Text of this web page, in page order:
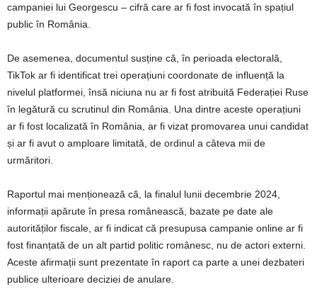
campaniei lui Georgescu – cifră care ar fi fost invocată în spațiul
public în România.
De asemenea, documentul susține că, în perioada electorală,
TikTok ar fi identificat trei operațiuni coordonate de influență la
nivelul platformei, însă niciuna nu ar fi fost atribuită Federației Ruse
în legătură cu scrutinul din România. Una dintre aceste operațiuni
ar fi fost localizată în România, ar fi vizat promovarea unui candidat
și ar fi avut o amploare limitată, de ordinul a câteva mii de
urmăritori.
Raportul mai menționează că, la finalul lunii decembrie 2024,
informații apărute în presa românească, bazate pe date ale
autorităților fiscale, ar fi indicat că presupusa campanie online ar fi
fost finanțată de un alt partid politic românesc, nu de actori externi.
Aceste afirmații sunt prezentate în raport ca parte a unei dezbateri
publice ulterioare deciziei de anulare.